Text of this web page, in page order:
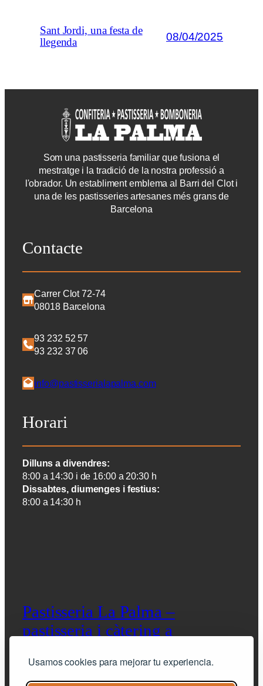
Usamos cookies para mejorar tu experiencia.
Sant Jordi, una festa de
llegenda
08/04/2025
Som una pastisseria familiar que fusiona el
mestratge i la tradició de la nostra professió a
l'obrador. Un establiment emblema al Barri del Clot i
una de les pastisseries artesanes més grans de
Barcelona
Contacte
Carrer Clot 72-74
08018 Barcelona
93 232 52 57
93 232 37 06
info@pastisserialapalma.com
Horari
Dilluns a divendres:
8:00 a 14:30 i de 16:00 a 20:30 h
Dissabtes, diumenges i festius:
8:00 a 14:30 h
Pastisseria La Palma –
pastisseria i càtering a